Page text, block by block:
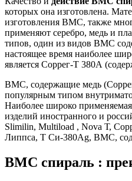
которых она изготовлена.
изготовления ВМС, также
применяют серебро, медь и
типов, один из видов ВМС
настоящее время наиболее
является Соррег-Т 380А
ВМС, содержащие медь
популярным типом
Наиболее широко применяемая
изделий иностранного и
Slimilin, Multiload , Nova Т,
Липпса, Т Си-380Ag, ВМС,
ВМС спираль :